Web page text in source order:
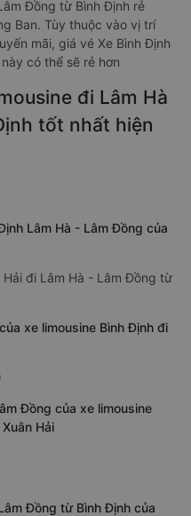
Đồng từ Bình Định rẻ
Ban. Tùy thuộc vào vị trí
mãi, giá vé Xe Bình Định
có thể sẽ rẻ hơn
đi Lâm Hà
tốt nhất hiện
Lâm Hà - Lâm Đồng của
đi Lâm Hà - Lâm Đồng từ
xe limousine Bình Định đi
Đồng của xe limousine
Hải
Đồng từ Bình Định của